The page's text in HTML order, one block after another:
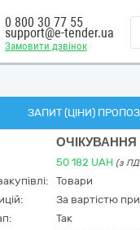
Замовити дзвінок
0 800 30 77 55
support@e-tender.ua
ЗАПИТ (ЦІНИ)
50 182 UAH (з
Товари
За вартістю
Так